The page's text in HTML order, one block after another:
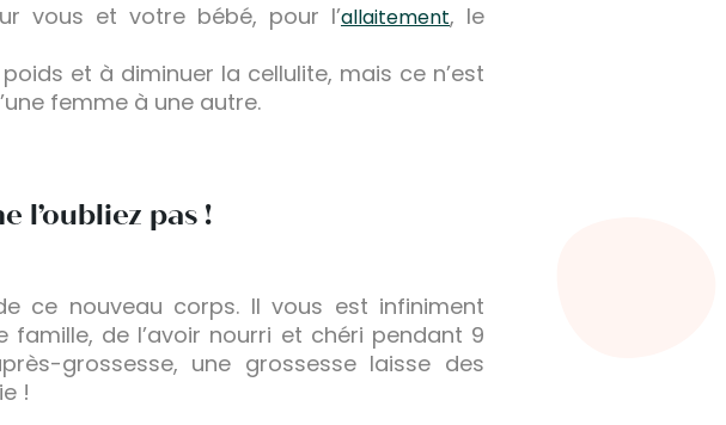
vous et votre bébé, pour l’allaitement, le
et à diminuer la cellulite, mais ce n’est
femme à une autre.
l’oubliez pas !
ce nouveau corps. Il vous est infiniment
de l’avoir nourri et chéri pendant 9
grossesse, une grossesse laisse des
!